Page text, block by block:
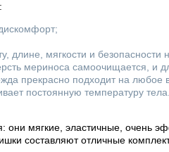
длине, мягкости и безопасности
мериноса самоочищается, и
прекрасно подходит на любое
постоянную температуру
мягкие, эластичные, очень
составляют отличные